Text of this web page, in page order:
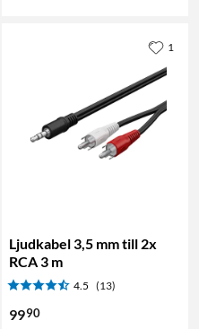
Ljudkabel 3,5 mm till 2x
RCA 3 m
4.5 (13)
9990
1